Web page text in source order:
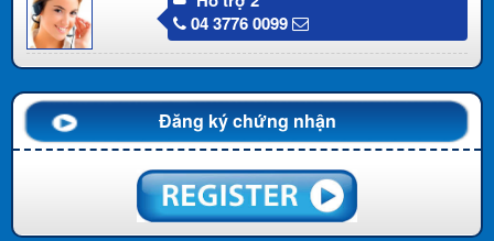
04 3776 0099
Đăng ký chứng nhận